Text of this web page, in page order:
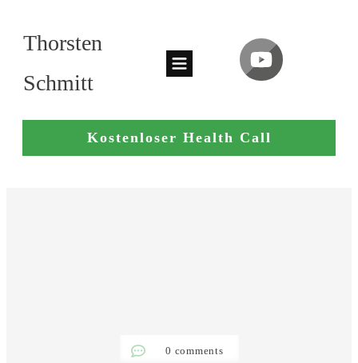
Thorsten
Schmitt
Kostenloser Health Call
0 comments